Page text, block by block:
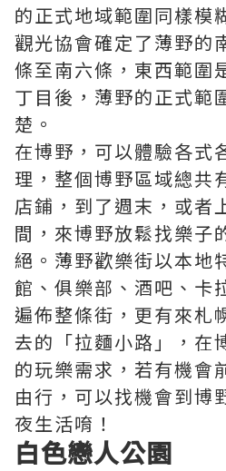
的正式地域範圍同樣模
觀光協會確定了薄野的
條至南六條，東西範圍
丁目後，薄野的正式範
楚。
在博野，可以體驗各式
理，整個博野區域總共
店鋪，到了週末，或者
間，來博野放鬆找樂子
絕。薄野歡樂街以本地
館、俱樂部、酒吧、卡
遍佈整條街，更有來札
去的「拉麵小路」，在
的玩樂需求，若有機會
由行，可以找機會到博
夜生活唷！
白色戀人公園